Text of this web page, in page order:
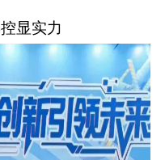
显实力